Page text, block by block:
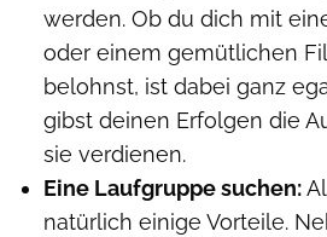
werden. Ob du dich mit
oder einem gemütlichen
belohnst, ist dabei ganz
gibst deinen Erfolgen die
sie verdienen.
Eine Laufgruppe suchen:
natürlich einige Vorteile.